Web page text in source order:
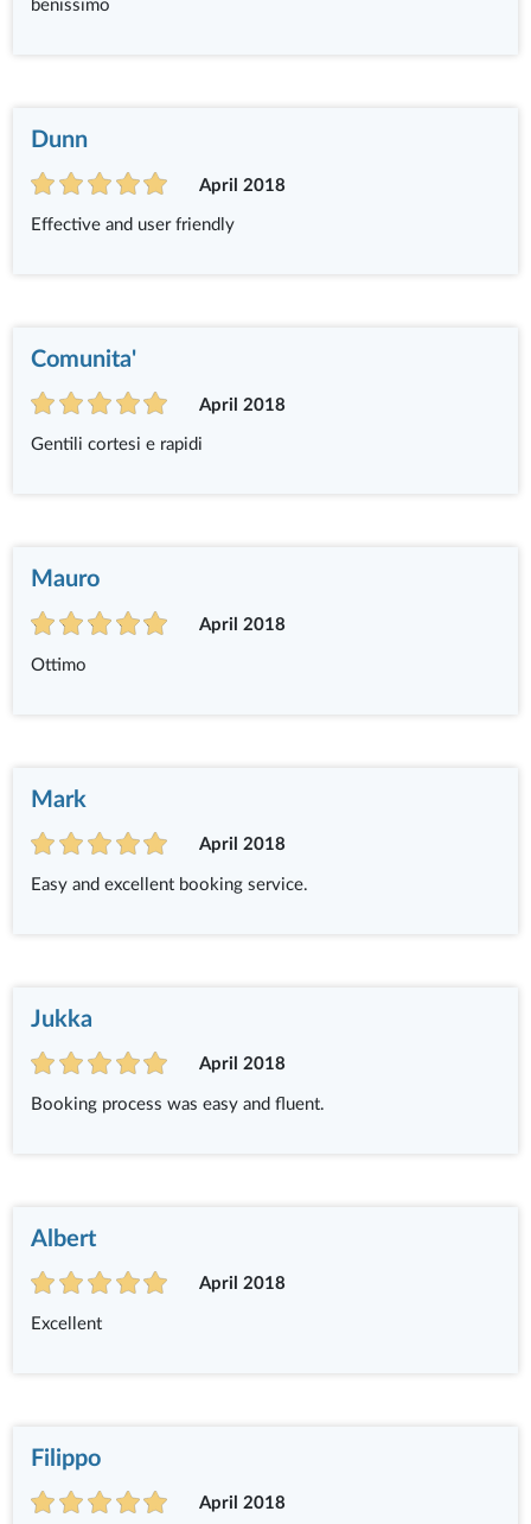
benissimo
Dunn
April 2018
Effective and user friendly
Comunita'
April 2018
Gentili cortesi e rapidi
Mauro
April 2018
Ottimo
Mark
April 2018
Easy and excellent booking service.
Jukka
April 2018
Booking process was easy and fluent.
Albert
April 2018
Excellent
Filippo
April 2018